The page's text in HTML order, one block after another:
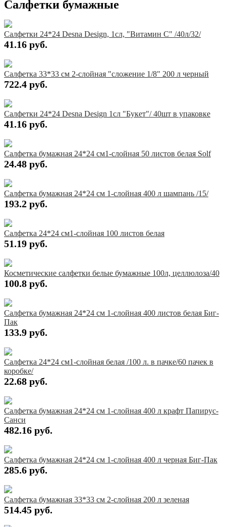
Салфетки бумажные
Салфетки 24*24 Desna Design, 1сл, "Витамин С" /40л/32/
41.16 руб.
Салфетка 33*33 см 2-слойная "сложение 1/8" 200 л черный
722.4 руб.
Салфетки 24*24 Desna Design 1сл "Букет"/ 40шт в упаковке
41.16 руб.
Салфетка бумажная 24*24 см1-слойная 50 листов белая Solf
24.48 руб.
Салфетка бумажная 24*24 см 1-слойная 400 л шампань /15/
193.2 руб.
Салфетка 24*24 см1-слойная 100 листов белая
51.19 руб.
Косметические салфетки белые бумажные 100л, целлюлоза/40
100.8 руб.
Салфетка бумажная 24*24 см 1-слойная 400 листов белая Биг-
Пак
133.9 руб.
Салфетка 24*24 см1-слойная белая /100 л. в пачке/60 пачек в
коробке/
22.68 руб.
Салфетка бумажная 24*24 см 1-слойная 400 л крафт Папирус-
Санси
482.16 руб.
Салфетка бумажная 24*24 см 1-слойная 400 л черная Биг-Пак
285.6 руб.
Салфетка бумажная 33*33 см 2-слойная 200 л зеленая
514.45 руб.